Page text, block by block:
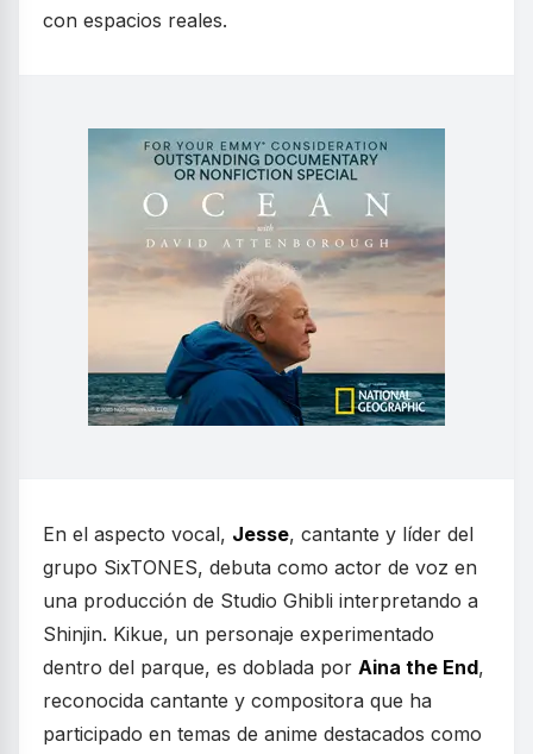
con espacios reales.
En el aspecto vocal, Jesse, cantante y líder del
grupo SixTONES, debuta como actor de voz en
una producción de Studio Ghibli interpretando a
Shinjin. Kikue, un personaje experimentado
dentro del parque, es doblada por Aina the End,
reconocida cantante y compositora que ha
participado en temas de anime destacados como